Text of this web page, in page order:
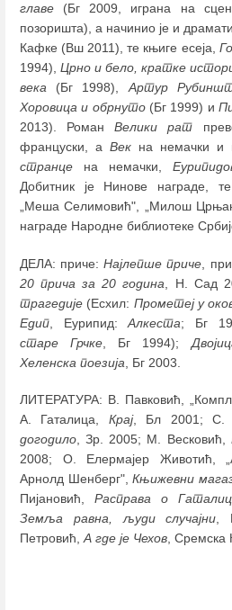
главе (Бг 2009, играна на
позоришта), а начинио је и
Кафке (Вш 2011), те књиге есеја,
1994), Црно и бело, кратке
века (Бг 1998),Артур
Хоровица и обрнуто(Бг 1999) и
2013). РоманВелики рат
француски, а Век на немачки и
странце на немачки,
Добитник је Нинове награде,
„Меша Селимовић", „Милош
награде Народне библиотеке
ДЕЛА: приче:Најлепше приче ,
20 прича за 20 година , Н. Сад
трагедије (Есхил: Прометеј у
Едип , Еурипид:Алкеста; Бг
старе Грчке , Бг 1994);
Хеленска поезија , Бг 2003.
ЛИТЕРАТУРА: В. Павковић,
А. Гаталица, Крај, Бл 2001;
догодило , Зр. 2005; М. Весковић,
2008; О. Елермајер Животић,
Арнолд Шенберг",Књижевни
Пијановић, Расправа о
Земља равна, људи случајни ,
Петровић, А где је Чехов ,